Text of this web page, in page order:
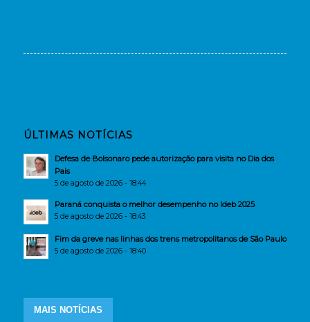
ÚLTIMAS NOTÍCIAS
Defesa de Bolsonaro pede autorização para visita no Dia dos
Pais
5 de agosto de 2026 - 18:44
Paraná conquista o melhor desempenho no Ideb 2025
5 de agosto de 2026 - 18:43
Fim da greve nas linhas dos trens metropolitanos de São Paulo
5 de agosto de 2026 - 18:40
MAIS NOTÍCIAS